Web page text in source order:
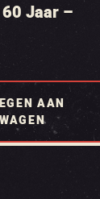
Jaar –
AAN